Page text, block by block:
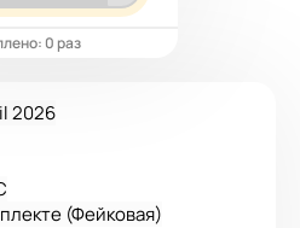
0 раз
2026
(Фейковая)